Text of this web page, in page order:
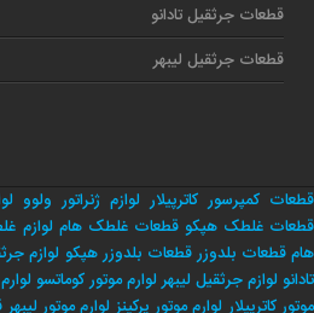
قطعات جرثقیل تادانو
قطعات جرثقیل لیبهر
قطعات کمپرسور کاترپیلار لوازم ژنراتور ولوو
قطعات غلطک هپکو قطعات غلطک هام لوازم
هام قطعات بلدوزر قطعات بلدوزر هپکو لوازم
تادانو لوازم جرثقیل لیبهر لوارم موتور کوماتسو
موتور کاترپیلار لوارم موتور پرکینز لوارم موتور لیبهر